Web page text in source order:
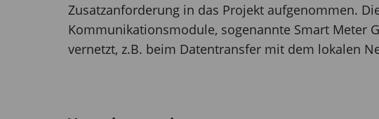
Zusatzanforderung in das Projekt aufgenommen.
Kommunikationsmodule, sogenannte Smart Meter
vernetzt, z.B. beim Datentransfer mit dem lokalen